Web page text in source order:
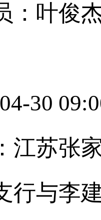
：叶俊
30
江苏张
行与李